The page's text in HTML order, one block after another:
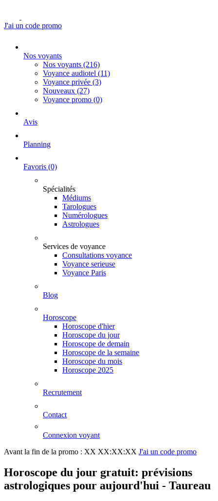
J'ai un code promo
Nos voyants
Nos voyants (216)
Voyance audiotel (11)
Voyance privée (3)
Nouveaux (27)
Voyance promo (0)
Avis
Planning
Favoris (0)
Spécialités
Médiums
Tarologues
Numérologues
Astrologues
Services de voyance
Consultations voyance
Voyance serieuse
Voyance Paris
Blog
Horoscope
Horoscope d'hier
Horoscope du jour
Horoscope de demain
Horoscope de la semaine
Horoscope du mois
Horoscope 2025
Recrutement
Contact
Connexion voyant
Avant la fin de la promo : XX XX:XX:XX J'ai un code promo
Horoscope du jour gratuit: prévisions
astrologiques pour aujourd'hui - Taureau